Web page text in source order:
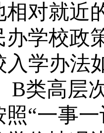
相对就近
办学校政
入学办法
B类高层
“一事